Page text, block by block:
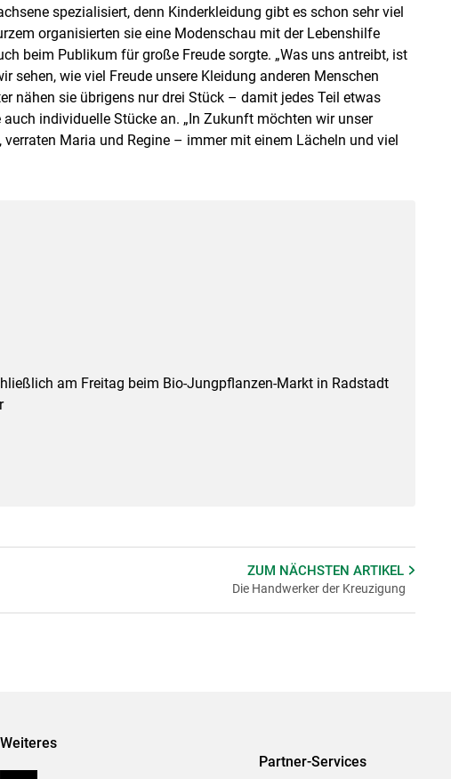
spezialisiert, denn Kinderkleidung gibt es schon sehr viel
organisierten sie eine Modenschau mit der Lebenshilfe
beim Publikum für große Freude sorgte. „Was uns antreibt, ist
sehen, wie viel Freude unsere Kleidung anderen Menschen
nähen sie übrigens nur drei Stück – damit jedes Teil etwas
individuelle Stücke an. „In Zukunft möchten wir unser
verraten Maria und Regine – immer mit einem Lächeln und viel
am Freitag beim Bio-Jungpflanzen-Markt in Radstadt
ZUM NÄCHSTENARTIKEL
Die Handwerker der Kreuzigung
Weiteres
Partner-Services